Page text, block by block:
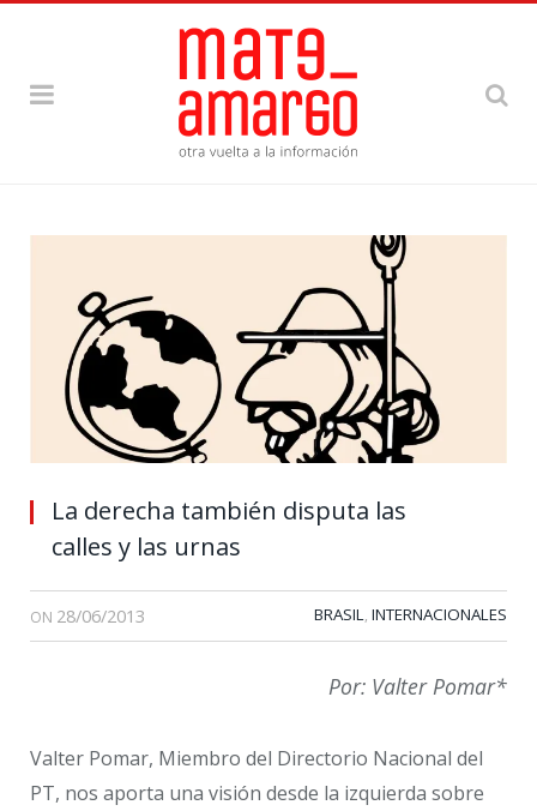
La derecha también disputa las
calles y las urnas
ON 28/06/2013 BRASIL, INTERNACIONALES
Por: Valter Pomar*
Valter Pomar, Miembro del Directorio Nacional del
PT, nos aporta una visión desde la izquierda sobre